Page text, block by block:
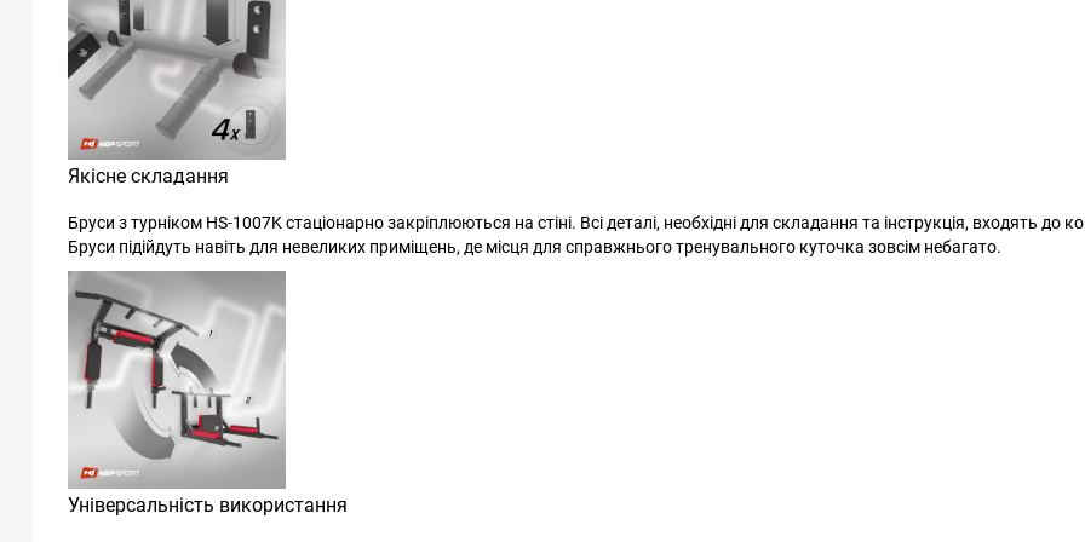
Якісне складання
Бруси з турніком HS-1007K стаціонарно закріплюються на стіні. Всі деталі, необхідні для складання та інструкція, входять до
Бруси підійдуть навіть для невеликих приміщень, де місця для справжнього тренувального куточка зовсім небагато.
Універсальність використання